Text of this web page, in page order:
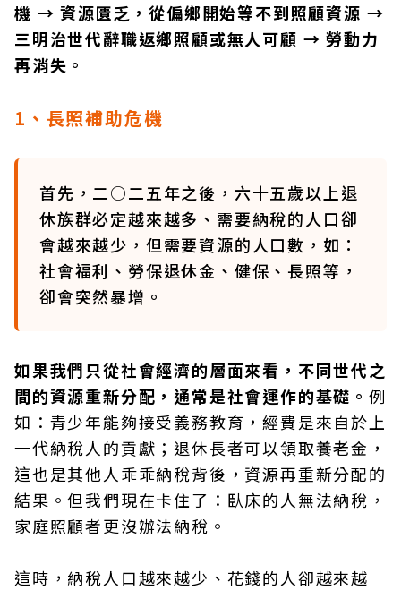
機 → 資源匱乏，從偏鄉開始等不到照顧資源 →
三明治世代辭職返鄉照顧或無人可顧 → 勞動力
再消失。
1、長照補助危機
首先，二○二五年之後，六十五歲以上退
休族群必定越來越多、需要納稅的人口卻
會越來越少，但需要資源的人口數，如：
社會福利、勞保退休金、健保、長照等，
卻會突然暴增。
如果我們只從社會經濟的層面來看，不同世代之
間的資源重新分配，通常是社會運作的基礎。 例
如：青少年能夠接受義務教育，經費是來自於上
一代納稅人的貢獻；退休長者可以領取養老金，
這也是其他人乖乖納稅背後，資源再重新分配的
結果。但我們現在卡住了：臥床的人無法納稅，
家庭照顧者更沒辦法納稅。
這時，納稅人口越來越少、花錢的人卻越來越